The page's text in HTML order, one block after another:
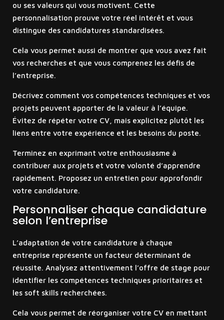
ou ses valeurs qui vous motivent. Cette
personnalisation prouve votre réel intérêt et vous
distingue des candidatures standardisées.
Cela vous permet aussi de montrer que vous avez fait
vos recherches et que vous comprenez les défis de
l’entreprise.
Décrivez comment vos compétences techniques et vos
projets peuvent apporter de la valeur à l’équipe.
Évitez de répéter votre CV, mais explicitez plutôt les
liens entre votre expérience et les besoins du poste.
Terminez en exprimant votre enthousiasme à
contribuer aux projets et votre volonté d’apprendre
rapidement. Proposez un entretien pour approfondir
votre candidature.
Personnaliser chaque candidature
selon l’entreprise
L’adaptation de votre candidature à chaque
entreprise représente un facteur déterminant de
réussite. Analysez attentivement l’offre de stage pour
identifier les compétences techniques prioritaires et
les soft skills recherchées.
Cela vous permet de réorganiser votre CV en mettant